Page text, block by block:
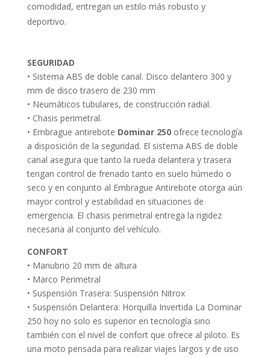
comodidad, entregan un estilo más robusto y
deportivo.
SEGURIDAD
• Sistema ABS de doble canal. Disco delantero 300 y
mm de disco trasero de 230 mm
• Neumáticos tubulares, de construcción radial.
• Chasis perimetral.
• Embrague antirebote Dominar 250ofrece tecnología
a disposición de la seguridad. El sistema ABS de doble
canal asegura que tanto la rueda delantera y trasera
tengan control de frenado tanto en suelo húmedo o
seco y en conjunto al Embrague Antirebote otorga aún
mayor control y estabilidad en situaciones de
emergencia. El chasis perimetral entrega la rigidez
necesaria al conjunto del vehículo.
CONFORT
• Manubrio 20 mm de altura
• Marco Perimetral
• Suspensión Trasera: Suspensión Nitrox
• Suspensión Delantera: Horquilla Invertida La Dominar
250 hoy no solo es superior en tecnología sino
también con el nivel de confort que ofrece al piloto. Es
una moto pensada para realizar viajes largos y de uso